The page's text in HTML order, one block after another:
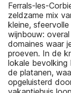
Ferrals-les-
zeldzame mix
kleine,
wijnbouw:
domaines waar
proeven. In de
lokale
de platanen,
opgeluisterd